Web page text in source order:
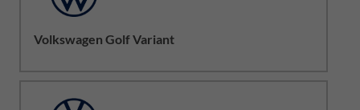
Volkswagen Golf Variant